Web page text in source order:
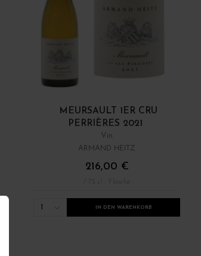
MEURSAULT 1ER CRU
PERRIÈRES 2021
Vin
ARMAND HEITZ
216,00 €
/ 75 cl : Flasche
1 IN DEN WARENKORB